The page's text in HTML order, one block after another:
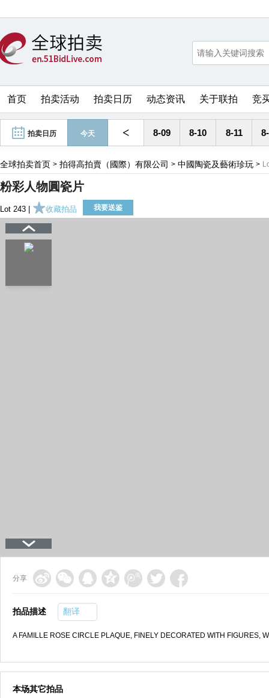
首页 拍卖活动 拍卖日历 动态资讯 关于联拍 竞
拍卖日历 今天 < 8-09 8-10 8-11
全球拍卖首页 > 拍得高拍賣（國際）有限公司 > 中國陶瓷及藝術珍玩 >
粉彩人物圓瓷片
Lot 243 | 收藏拍品 我要送鉴
分享
拍品描述 翻译
A FAMILLE ROSE CIRCLE PLAQUE, FINELY DECORATED WITH FIGURES,
本场其它拍品